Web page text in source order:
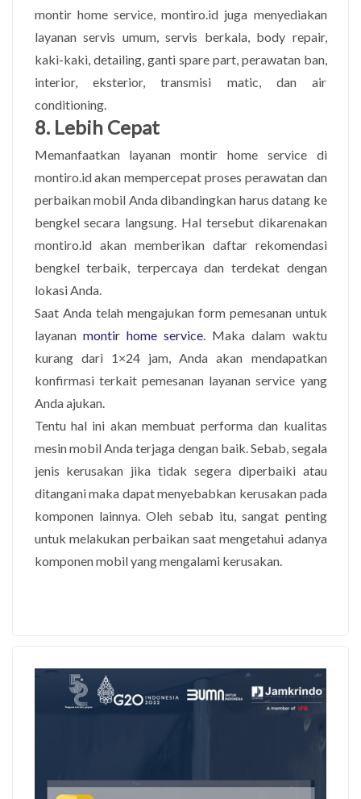
montir home service, montiro.id juga menyediakan
layanan servis umum, servis berkala, body repair,
kaki-kaki, detailing, ganti spare part, perawatan ban,
interior, eksterior, transmisi matic, dan air
conditioning.
8. Lebih Cepat
Memanfaatkan layanan montir home service di
montiro.id akan mempercepat proses perawatan dan
perbaikan mobil Anda dibandingkan harus datang ke
bengkel secara langsung. Hal tersebut dikarenakan
montiro.id akan memberikan daftar rekomendasi
bengkel terbaik, terpercaya dan terdekat dengan
lokasi Anda.
Saat Anda telah mengajukan form pemesanan untuk
layanan montir home service. Maka dalam waktu
kurang dari 1×24 jam, Anda akan mendapatkan
konfirmasi terkait pemesanan layanan service yang
Anda ajukan.
Tentu hal ini akan membuat performa dan kualitas
mesin mobil Anda terjaga dengan baik. Sebab, segala
jenis kerusakan jika tidak segera diperbaiki atau
ditangani maka dapat menyebabkan kerusakan pada
komponen lainnya. Oleh sebab itu, sangat penting
untuk melakukan perbaikan saat mengetahui adanya
komponen mobil yang mengalami kerusakan.